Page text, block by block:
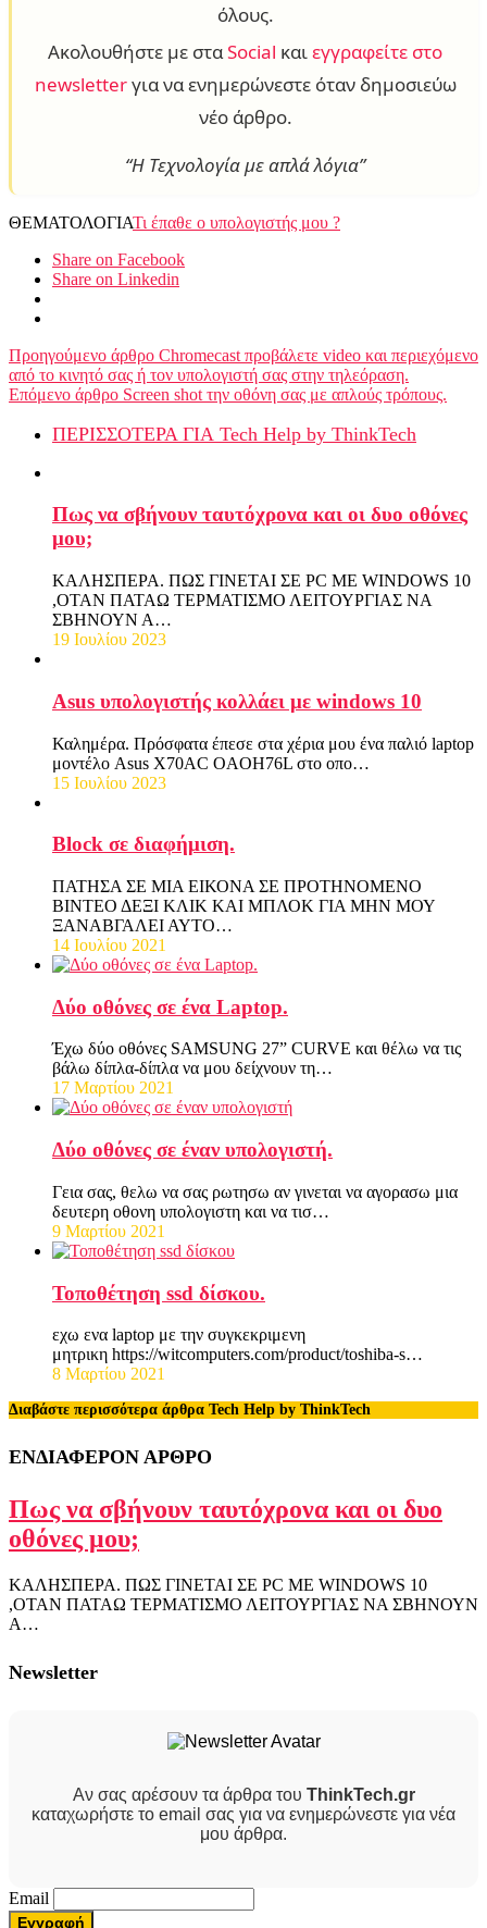
όλους.
Ακολουθήστε με σταSocial καιεγγραφείτε στο
newsletterγια να ενημερώνεστε όταν δημοσιεύω
νέο άρθρο.
“Η Τεχνολογία με απλά λόγια”
ΘΕΜΑΤΟΛΟΓΙΑΤι έπαθε ο υπολογιστής μου ?
Share on Facebook
Share on Linkedin
Προηγούμενο άρθρο Chromecast προβάλετε video και περιεχόμενο
από το κινητό σας ή τον υπολογιστή σας στην τηλεόραση.
Επόμενο άρθρο Screen shot την οθόνη σας με απλούς τρόπους.
ΠΕΡΙΣΣΟΤΕΡΑ ΓΙΑ Tech Help by ThinkTech
Πως να σβήνουν ταυτόχρονα και οι δυο οθόνες
μου;
ΚΑΛΗΣΠΕΡΑ. ΠΩΣ ΓΙΝΕΤΑΙ ΣΕ PC ME WINDOWS 10
,ΟΤΑΝ ΠΑΤΑΩ ΤΕΡΜΑΤΙΣΜΟ ΛΕΙΤΟΥΡΓΙΑΣ ΝΑ
ΣΒΗΝΟΥΝ Α…
19 Ιουλίου 2023
Asus υπολογιστής κολλάει με windows 10
Καλημέρα. Πρόσφατα έπεσε στα χέρια μου ένα παλιό laptop
μοντέλο Asus X70AC OAOH76L στο οπο…
15 Ιουλίου 2023
Block σε διαφήμιση.
ΠΑΤΗΣΑ ΣΕ ΜΙΑ ΕΙΚΟΝΑ ΣΕ ΠΡΟΤΗΝΟΜΕΝΟ
ΒΙΝΤΕΟ ΔΕΞΙ ΚΛΙΚ ΚΑΙ ΜΠΛΟΚ ΓΙΑ ΜΗΝ ΜΟΥ
ΞΑΝΑΒΓΑΛΕΙ ΑΥΤΟ…
14 Ιουλίου 2021
Δύο οθόνες σε ένα Laptop.
Έχω δύο οθόνες SAMSUNG 27” CURVE και θέλω να τις
βάλω δίπλα-δίπλα να μου δείχνουν τη…
17 Μαρτίου 2021
Δύο οθόνες σε έναν υπολογιστή.
Γεια σας, θελω να σας ρωτησω αν γινεται να αγορασω μια
δευτερη οθονη υπολογιστη και να τισ…
9 Μαρτίου 2021
Τοποθέτηση ssd δίσκου.
εχω ενα laptop με την συγκεκριμενη
μητρικη https://witcomputers.com/product/toshiba-s…
8 Μαρτίου 2021
Διαβάστε περισσότερα άρθρα Tech Help by ThinkTech
ΕΝΔΙΑΦΕΡΟΝ ΑΡΘΡΟ
Πως να σβήνουν ταυτόχρονα και οι δυο
οθόνες μου;
ΚΑΛΗΣΠΕΡΑ. ΠΩΣ ΓΙΝΕΤΑΙ ΣΕ PC ME WINDOWS 10
,ΟΤΑΝ ΠΑΤΑΩ ΤΕΡΜΑΤΙΣΜΟ ΛΕΙΤΟΥΡΓΙΑΣ ΝΑ ΣΒΗΝΟΥΝ
Α…
Newsletter
Αν σας αρέσουν τα άρθρα του ThinkTech.gr
καταχωρήστε το email σας για να ενημερώνεστε για νέα
μου άρθρα.
Email